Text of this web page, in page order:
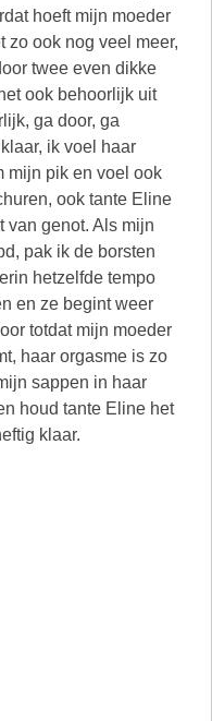
hoeft mijn moeder
zo ook nog veel meer,
twee even dikke
ook behoorlijk uit
ga door, ga
ik voel haar
mijn pik en voel ook
ook tante Eline
van genot. Als mijn
pak ik de borsten
hetzelfde tempo
en ze begint weer
totdat mijn moeder
haar orgasme is zo
sappen in haar
houd tante Eline het
klaar.